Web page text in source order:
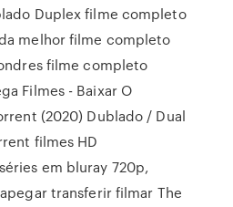
Duplex filme completo
melhor filme completo
filme completo
Filmes - Baixar O
(2020) Dublado / Dual
filmes HD
em bluray 720p,
transferir filmar The